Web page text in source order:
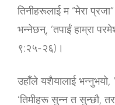
तिनीहरूलाई म “मेरा
भन्‍नेछन्, ‘तपाईं हाम्रा
९:२५-२६)।
उहाँले यशैयालाई
‘तिमीहरू सुन्‍न त सुन्‍छौ,